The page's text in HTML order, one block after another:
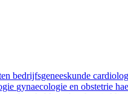
bedrijfsgeneeskunde
gynaecologie en obstetrie